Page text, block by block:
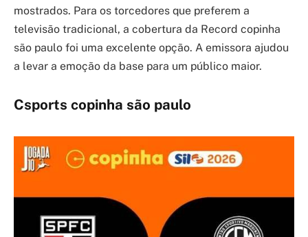
mostrados. Para os torcedores que preferem a
televisão tradicional, a cobertura da Record copinha
são paulo foi uma excelente opção. A emissora ajudou
a levar a emoção da base para um público maior.
Csports copinha são paulo